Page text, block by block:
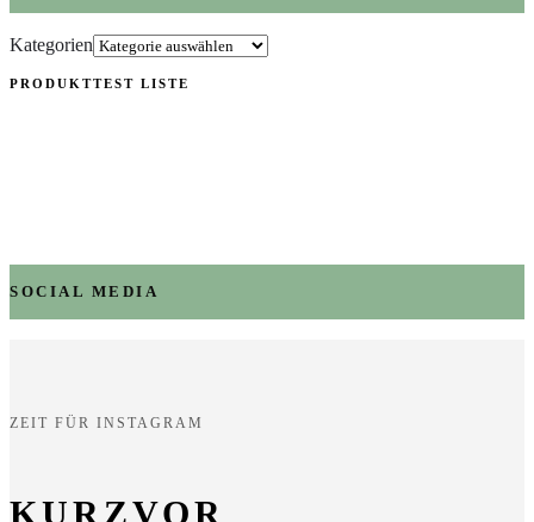
Kategorien
PRODUKTTEST LISTE
SOCIAL MEDIA
ZEIT FÜR INSTAGRAM
KURZVOR